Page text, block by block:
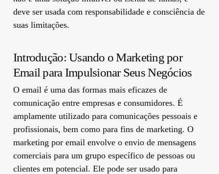
deve ser usada com responsabilidade e consciência de
suas limitações.
Introdução: Usando o Marketing por
Email para Impulsionar Seus Negócios
O email é uma das formas mais eficazes de
comunicação entre empresas e consumidores. É
amplamente utilizado para comunicações pessoais e
profissionais, bem como para fins de marketing. O
marketing por email envolve o envio de mensagens
comerciais para um grupo específico de pessoas ou
clientes em potencial. Ele pode ser usado para